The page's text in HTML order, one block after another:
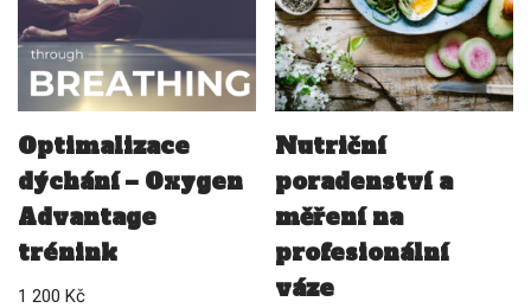
Optimalizace
dýchání – Oxygen
Advantage
trénink
1 200 Kč
Nutriční
poradenství a
měření na
profesionální
váze